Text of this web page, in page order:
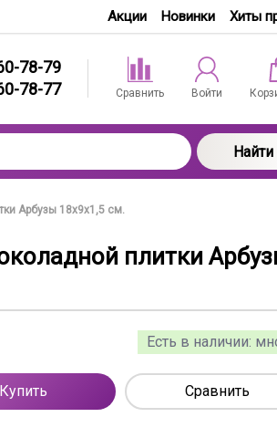
Акции Новинки Хиты
78-79
78-77
Сравнить Войти
Найти
Арбузы 18х9х1,5 см.
плитки
Есть в наличии:
Купить Сравнить